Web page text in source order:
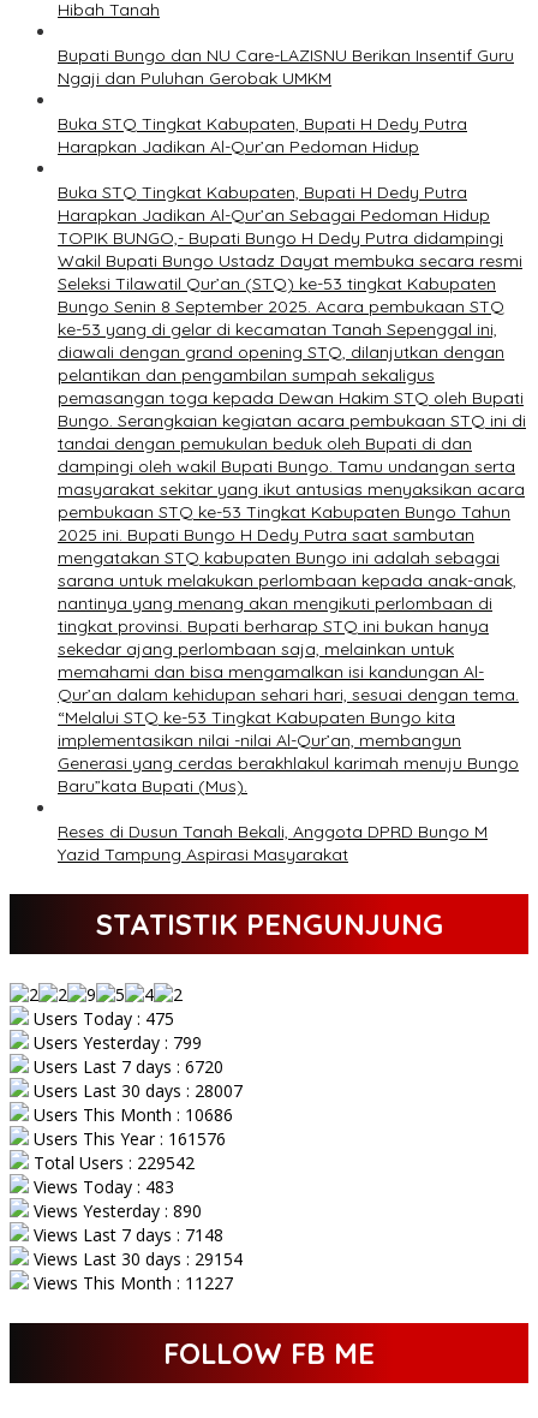
Hibah Tanah
Bupati Bungo dan NU Care-LAZISNU Berikan Insentif Guru
Ngaji dan Puluhan Gerobak UMKM
Buka STQ Tingkat Kabupaten, Bupati H Dedy Putra
Harapkan Jadikan Al-Qur’an Pedoman Hidup
Buka STQ Tingkat Kabupaten, Bupati H Dedy Putra
Harapkan Jadikan Al-Qur’an Sebagai Pedoman Hidup
TOPIK BUNGO,- Bupati Bungo H Dedy Putra didampingi
Wakil Bupati Bungo Ustadz Dayat membuka secara resmi
Seleksi Tilawatil Qur’an (STQ) ke-53 tingkat Kabupaten
Bungo Senin 8 September 2025. Acara pembukaan STQ
ke-53 yang di gelar di kecamatan Tanah Sepenggal ini,
diawali dengan grand opening STQ, dilanjutkan dengan
pelantikan dan pengambilan sumpah sekaligus
pemasangan toga kepada Dewan Hakim STQ oleh Bupati
Bungo. Serangkaian kegiatan acara pembukaan STQ ini di
tandai dengan pemukulan beduk oleh Bupati di dan
dampingi oleh wakil Bupati Bungo. Tamu undangan serta
masyarakat sekitar yang ikut antusias menyaksikan acara
pembukaan STQ ke-53 Tingkat Kabupaten Bungo Tahun
2025 ini. Bupati Bungo H Dedy Putra saat sambutan
mengatakan STQ kabupaten Bungo ini adalah sebagai
sarana untuk melakukan perlombaan kepada anak-anak,
nantinya yang menang akan mengikuti perlombaan di
tingkat provinsi. Bupati berharap STQ ini bukan hanya
sekedar ajang perlombaan saja, melainkan untuk
memahami dan bisa mengamalkan isi kandungan Al-
Qur’an dalam kehidupan sehari hari, sesuai dengan tema.
“Melalui STQ ke-53 Tingkat Kabupaten Bungo kita
implementasikan nilai -nilai Al-Qur’an, membangun
Generasi yang cerdas berakhlakul karimah menuju Bungo
Baru”kata Bupati (Mus).
Reses di Dusun Tanah Bekali, Anggota DPRD Bungo M
Yazid Tampung Aspirasi Masyarakat
STATISTIK PENGUNJUNG
Users Today : 475
Users Yesterday : 799
Users Last 7 days : 6720
Users Last 30 days : 28007
Users This Month : 10686
Users This Year : 161576
Total Users : 229542
Views Today : 483
Views Yesterday : 890
Views Last 7 days : 7148
Views Last 30 days : 29154
Views This Month : 11227
FOLLOW FB ME